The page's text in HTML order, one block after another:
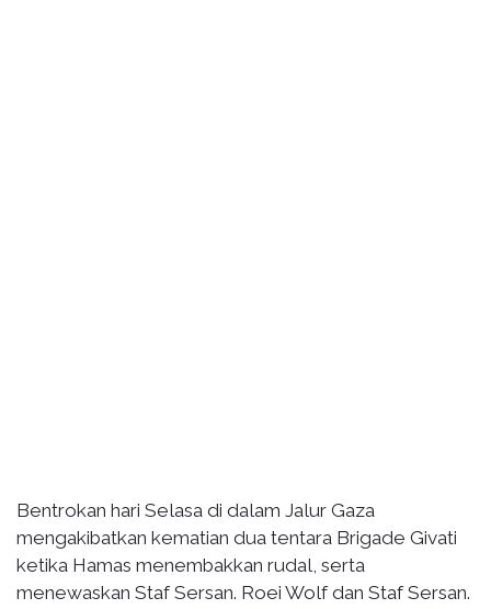
Bentrokan hari Selasa di dalam Jalur Gaza
mengakibatkan kematian dua tentara Brigade Givati ​​
ketika Hamas menembakkan rudal, serta
menewaskan Staf Sersan. Roei Wolf dan Staf Sersan.